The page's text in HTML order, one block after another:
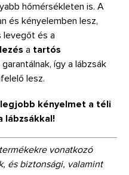
hőmérsékleten is. A
és kényelemben lesz,
levegőt és a
a tartós
így a lábzsák
lesz.
kényelmet a téli
lábzsákkal!
vonatkozó
és biztonsági, valamint